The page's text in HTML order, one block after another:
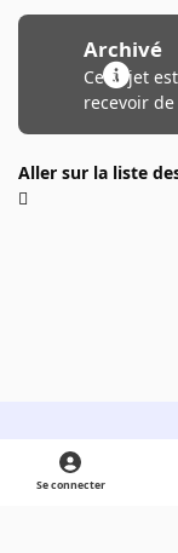
Archivé
Ce sujet
recevoir
Aller sur la liste
Light ModeDark ModeSystem
Se connecter